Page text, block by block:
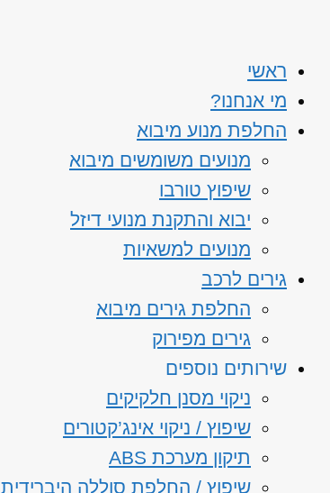
ראשי
מי אנחנו?
החלפת מנוע מיבוא
מנועים משומשים מיבוא
שיפוץ טורבו
יבוא והתקנת מנועי דיזל
מנועים למשאיות
גירים לרכב
החלפת גירים מיבוא
גירים מפירוק
שירותים נוספים
ניקוי מסנן חלקיקים
שיפוץ / ניקוי אינג’קטורים
תיקון מערכת ABS
שיפוץ / החלפת סוללה היברידית